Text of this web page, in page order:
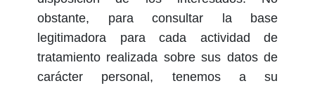
obstante, para consultar la base
legitimadora para cada actividad de
tratamiento realizada sobre sus datos de
carácter personal, tenemos a su